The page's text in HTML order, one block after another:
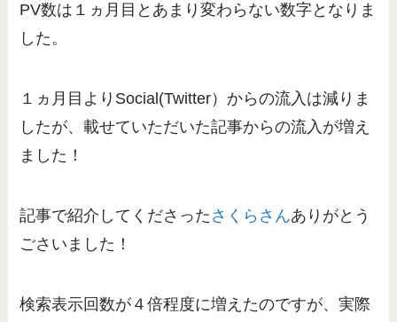
PV数は１ヵ月目とあまり変わらない数字となりま
した。
１ヵ月目よりSocial(Twitter）からの流入は減りま
したが、載せていただいた記事からの流入が増え
ました！
記事で紹介してくださった さくらさんありがとう
ごさいました！
検索表示回数が４倍程度に増えたのですが、実際